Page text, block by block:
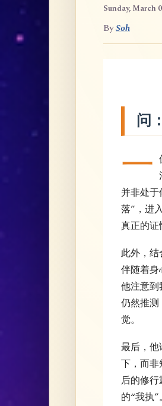
Sunday, March
BySoh
问：
一
并非处
落”，进
真正的证
此外，
伴随着
他注意
仍然推
觉。
最后，
下，而
后的修
的“我执”。